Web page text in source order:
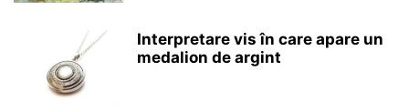
Interpretare vis în care apare un
medalion de argint